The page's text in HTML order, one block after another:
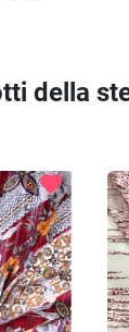
della
favorite